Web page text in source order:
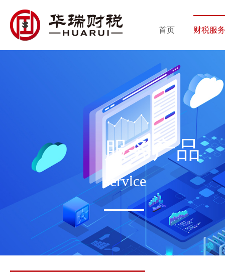
首页 财税服务
服务产品
service